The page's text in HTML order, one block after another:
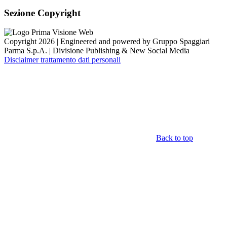
Sezione Copyright
Copyright 2026 | Engineered and powered by Gruppo Spaggiari
Parma S.p.A. | Divisione Publishing & New Social Media
Disclaimer trattamento dati personali
Back to top